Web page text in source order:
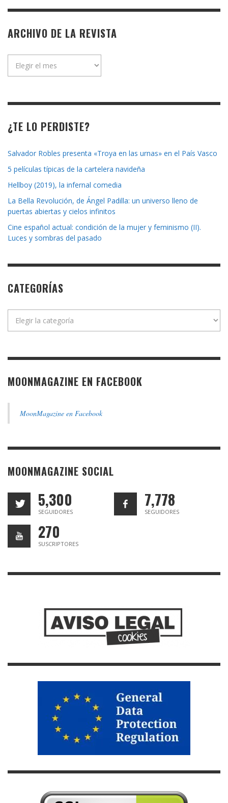
ARCHIVO DE LA REVISTA
¿TE LO PERDISTE?
Salvador Robles presenta «Troya en las urnas» en el País Vasco
5 películas típicas de la cartelera navideña
Hellboy (2019), la infernal comedia
La Bella Revolución, de Ángel Padilla: un universo lleno de
puertas abiertas y cielos infinitos
Cine español actual: condición de la mujer y feminismo (II).
Luces y sombras del pasado
CATEGORÍAS
MOONMAGAZINE EN FACEBOOK
MoonMagazine en Facebook
MOONMAGAZINE SOCIAL
5,300
SEGUIDORES
7,778
SEGUIDORES
270
SUSCRIPTORES